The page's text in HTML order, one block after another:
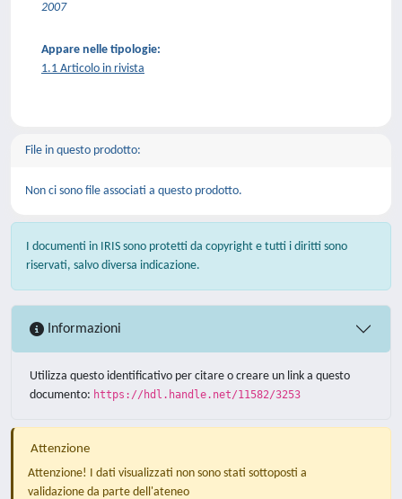
2007
Appare nelle tipologie:
1.1 Articolo in rivista
File in questo prodotto:
Non ci sono file associati a questo prodotto.
I documenti in IRIS sono protetti da copyright e tutti i diritti sono
riservati, salvo diversa indicazione.
Informazioni
Utilizza questo identificativo per citare o creare un link a questo
documento: https://hdl.handle.net/11582/3253
Attenzione
Attenzione! I dati visualizzati non sono stati sottoposti a
validazione da parte dell'ateneo